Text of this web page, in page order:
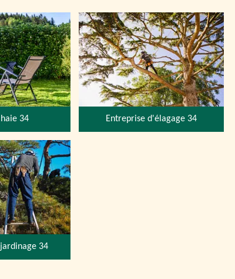
34 Entreprise d'élagage 34
34